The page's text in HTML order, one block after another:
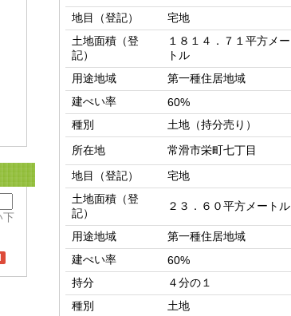
下
地目（登記）
宅地
土地面積（登
記）
１８１４．７１平方メー
トル
用途地域
第一種住居地域
建ぺい率
60%
種別
土地（持分売り）
所在地
常滑市栄町七丁目
地目（登記）
宅地
土地面積（登
記）
２３．６０平方メートル
用途地域
第一種住居地域
建ぺい率
60%
持分
４分の１
種別
土地